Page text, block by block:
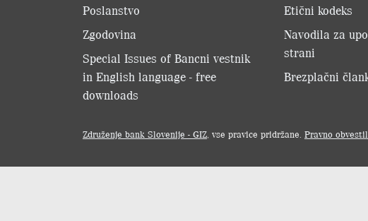
Poslanstvo
Zgodovina
Special Issues of Bancni vestnik
in English language - free
downloads
Etični kodeks
Navodila za
strani
Brezplačni
Združenje bank Slovenije - GIZ, vse pravice pridržane. Pravno